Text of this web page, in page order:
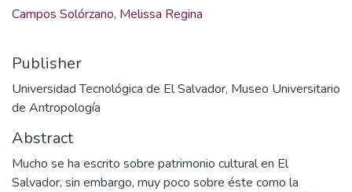
Campos Solórzano, Melissa Regina
Publisher
Universidad Tecnológica de El Salvador, Museo Universitario
de Antropología
Abstract
Mucho se ha escrito sobre patrimonio cultural en El
Salvador, sin embargo, muy poco sobre éste como la